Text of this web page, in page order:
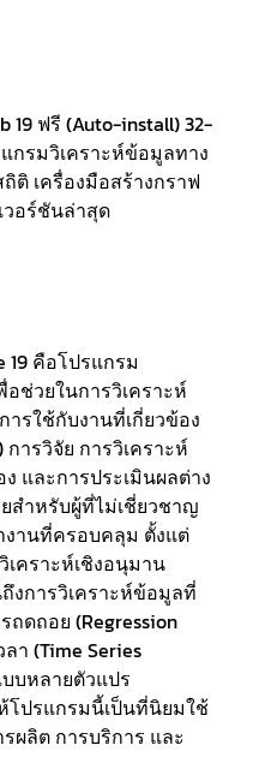
ฟรี (Auto-install) 32-
กรมวิเคราะห์ข้อมูลทาง
ติ เครื่องมือสร้างกราฟ
วอร์ชันล่าสุด
19 คือโปรแกรม
ช่วยในการวิเคราะห์
รใช้กับงานที่เกี่ยวข้อง
ารวิจัย การวิเคราะห์
และการประเมินผลต่าง
สำหรับผู้ที่ไม่เชี่ยวชาญ
านที่ครอบคลุม ตั้งแต่
คราะห์เชิงอนุมาน
งการวิเคราะห์ข้อมูลที่
ดถอย (Regression
า (Time Series
บหลายตัวแปร
โปรแกรมนี้เป็นที่นิยมใช้
ผลิต การบริการ และ